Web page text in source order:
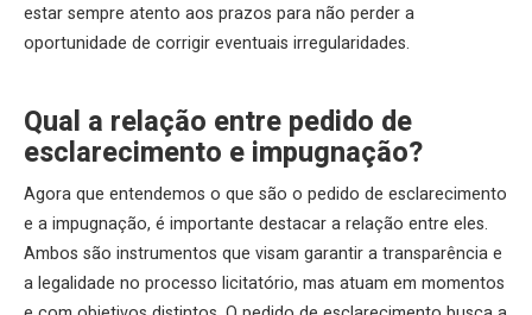
estar sempre atento aos prazos para não perder a
oportunidade de corrigir eventuais irregularidades.
Qual a relação entre pedido de
esclarecimento e impugnação?
Agora que entendemos o que são o pedido de esclarecimento
e a impugnação, é importante destacar a relação entre eles.
Ambos são instrumentos que visam garantir a transparência e
a legalidade no processo licitatório, mas atuam em momentos